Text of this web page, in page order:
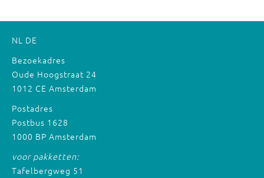
NL DE
Bezoekadres
Oude Hoogstraat 24
1012 CE Amsterdam
Postadres
Postbus 1628
1000 BP Amsterdam
voor pakketten:
Tafelbergweg 51